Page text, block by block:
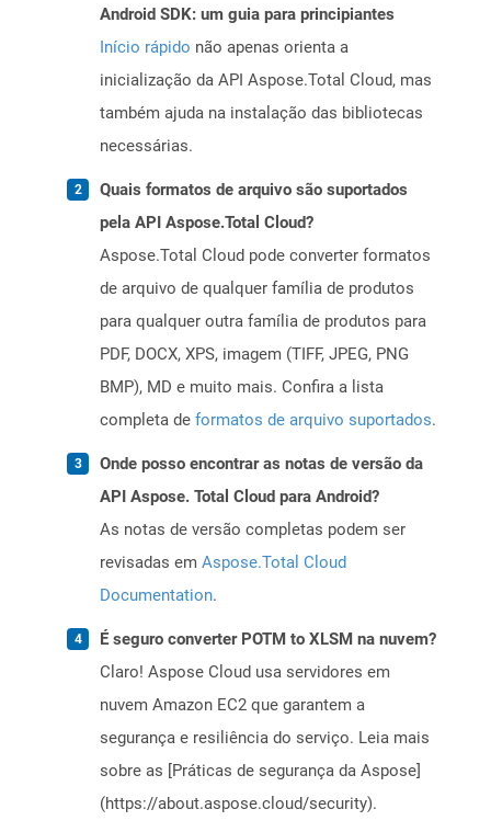
Android SDK: um guia para principiantes
Início rápido não apenas orienta a
inicialização da API Aspose.Total Cloud, mas
também ajuda na instalação das bibliotecas
necessárias.
Quais formatos de arquivo são suportados
pela API Aspose.Total Cloud?
Aspose.Total Cloud pode converter formatos
de arquivo de qualquer família de produtos
para qualquer outra família de produtos para
PDF, DOCX, XPS, imagem (TIFF, JPEG, PNG
BMP), MD e muito mais. Confira a lista
completa de formatos de arquivo suportados.
Onde posso encontrar as notas de versão da
API Aspose. Total Cloud para Android?
As notas de versão completas podem ser
revisadas em Aspose.Total Cloud
Documentation.
É seguro converter POTM to XLSM na nuvem?
Claro! Aspose Cloud usa servidores em
nuvem Amazon EC2 que garantem a
segurança e resiliência do serviço. Leia mais
sobre as [Práticas de segurança da Aspose]
(https://about.aspose.cloud/security).